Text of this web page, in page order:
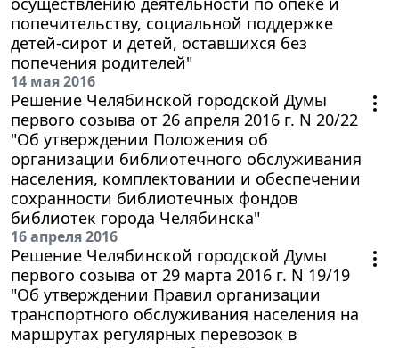
попечительству, социальной поддержке
детей-сирот и детей, оставшихся без
попечения родителей"
14 мая 2016
Решение Челябинской городской Думы
первого созыва от 26 апреля 2016 г. N 20/22
"Об утверждении Положения об
организации библиотечного обслуживания
населения, комплектовании и обеспечении
сохранности библиотечных фондов
библиотек города Челябинска"
16 апреля 2016
Решение Челябинской городской Думы
первого созыва от 29 марта 2016 г. N 19/19
"Об утверждении Правил организации
транспортного обслуживания населения на
маршрутах регулярных перевозок в